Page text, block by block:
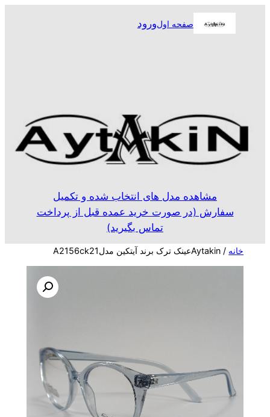
صفحه اولورود
مشاهده مدل های انتخاب شده و تکمیل
سفارش (در صورت خرید عمده قبل از پرداخت
تماس بگیرید)
خانه / Aytakinعینک ترک برند آیتکین مدلA2156ck21